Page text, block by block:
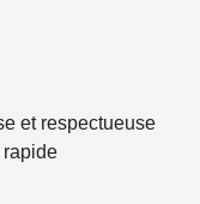
et respectueuse